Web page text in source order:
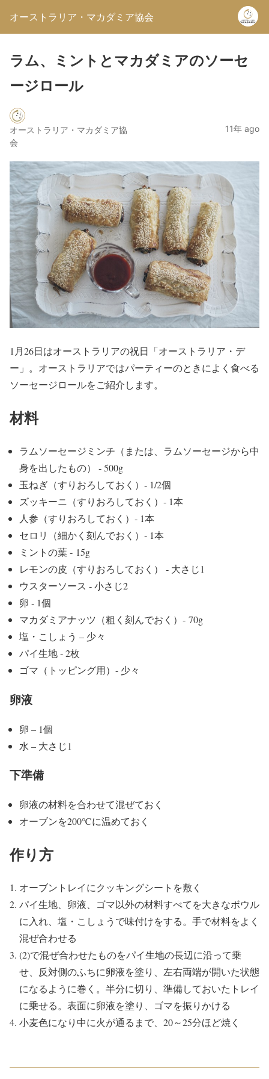
オーストラリア・マカダミア協会
ラム、ミントとマカダミアのソーセ
ージロール
オーストラリア・マカダミア協
会
11年 ago
1月26日はオーストラリアの祝日「オーストラリア・デ
ー」。オーストラリアではパーティーのときによく食べる
ソーセージロールをご紹介します。
材料
ラムソーセージミンチ（または、ラムソーセージから中
身を出したもの） ‐ 500g
玉ねぎ（すりおろしておく）‐ 1/2個
ズッキーニ（すりおろしておく）‐ 1本
人参（すりおろしておく）‐ 1本
セロリ（細かく刻んでおく）‐ 1本
ミントの葉 ‐ 15g
レモンの皮（すりおろしておく） ‐ 大さじ1
ウスターソース ‐ 小さじ2
卵 ‐ 1個
マカダミアナッツ（粗く刻んでおく）‐ 70g
塩・こしょう – 少々
パイ生地 ‐ 2枚
ゴマ（トッピング用）- 少々
卵液
卵 – 1個
水 – 大さじ1
下準備
卵液の材料を合わせて混ぜておく
オーブンを200℃に温めておく
作り方
オーブントレイにクッキングシートを敷く
パイ生地、卵液、ゴマ以外の材料すべてを大きなボウル
に入れ、塩・こしょうで味付けをする。手で材料をよく
混ぜ合わせる
(2)で混ぜ合わせたものをパイ生地の長辺に沿って乗
せ、反対側のふちに卵液を塗り、左右両端が開いた状態
になるように巻く。半分に切り、準備しておいたトレイ
に乗せる。表面に卵液を塗り、ゴマを振りかける
小麦色になり中に火が通るまで、20～25分ほど焼く